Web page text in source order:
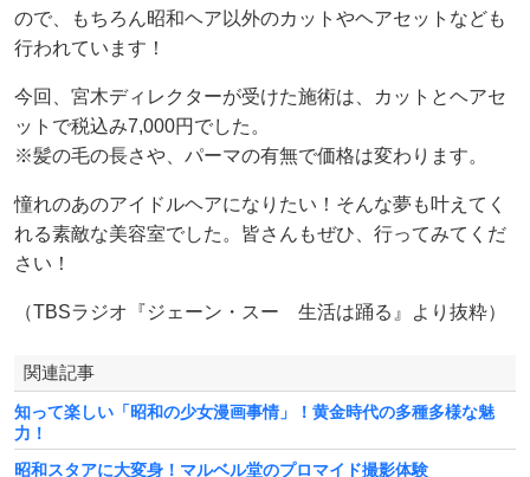
ので、もちろん昭和ヘア以外のカットやヘアセットなども
行われています！
今回、宮木ディレクターが受けた施術は、カットとヘアセ
ットで税込み7,000円でした。
※髪の毛の長さや、パーマの有無で価格は変わります。
憧れのあのアイドルヘアになりたい！そんな夢も叶えてく
れる素敵な美容室でした。皆さんもぜひ、行ってみてくだ
さい！
（TBSラジオ『ジェーン・スー 生活は踊る』より抜粋）
関連記事
知って楽しい「昭和の少女漫画事情」！黄金時代の多種多様な魅
力！
昭和スタアに大変身！マルベル堂のプロマイド撮影体験